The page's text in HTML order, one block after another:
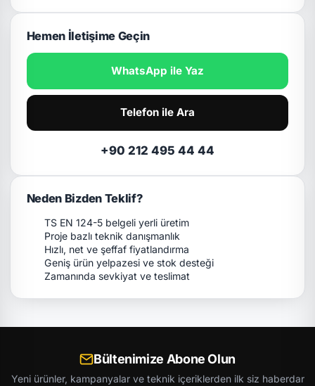
Hemen İletişime Geçin
WhatsApp ile Yaz
Telefon ile Ara
+90 212 495 44 44
Neden Bizden Teklif?
TS EN 124-5 belgeli yerli üretim
Proje bazlı teknik danışmanlık
Hızlı, net ve şeffaf fiyatlandırma
Geniş ürün yelpazesi ve stok desteği
Zamanında sevkiyat ve teslimat
Bültenimize Abone Olun
Yeni ürünler, kampanyalar ve teknik içeriklerden ilk siz haberdar